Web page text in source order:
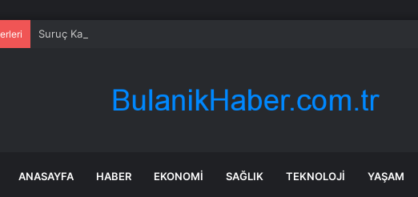
Suruç Katliamının 11. Yılında Bodrum’dan “Hiçbir Düş Yarım Kalmayacak” Mesajı
ANASAYFA HABER EKONOMI SAĞLIK TEKNOLOJI YAŞAM